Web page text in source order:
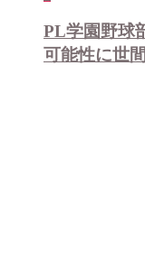
PL学園野球
可能性に世